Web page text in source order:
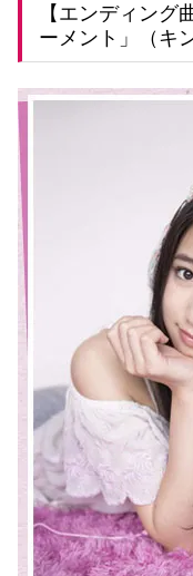
【エンディング
ーメント」（キ